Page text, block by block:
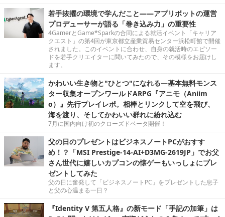
若手抜擢の環境で学んだこと――アプリボットの運営
プロデューサーが語る「巻き込み力」の重要性
4GamerとGame*Sparkの合同による就活イベント「キャリア
クエスト」の第4回が東京都立産業貿易センター浜松町館で開催
されました。このイベントに合わせ、自身の就活時のエピソー
ドを若手クリエイターに聞いてみたので、その模様をお届けし
ます。
かわいい生き物と"ひとつ"になれる―基本無料モンス
ター収集オープンワールドARPG『アニモ（Aniim
o）』先行プレイレポ。相棒とリンクして空を飛び、
海を渡り、そしてかわいい群れに紛れ込む
7月に国内向け初のクローズドベータ開催！
父の日のプレゼントはビジネスノートPCがおすす
め！？「MSI Prestige-14-AI+D3MG-2619JP」でお父
さん世代に嬉しいカプコンの懐ゲーもいっしょにプレ
ゼントしてみた
父の日に奮発して「ビジネスノートPC」をプレゼントした息子
と父の心温まる一日？
『Identity V 第五人格』の新モード「手記の加筆」は